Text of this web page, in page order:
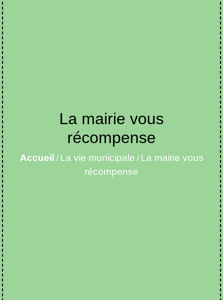
La mairie vous
récompense
Accueil / La vie municipale / La mairie vous
récompense